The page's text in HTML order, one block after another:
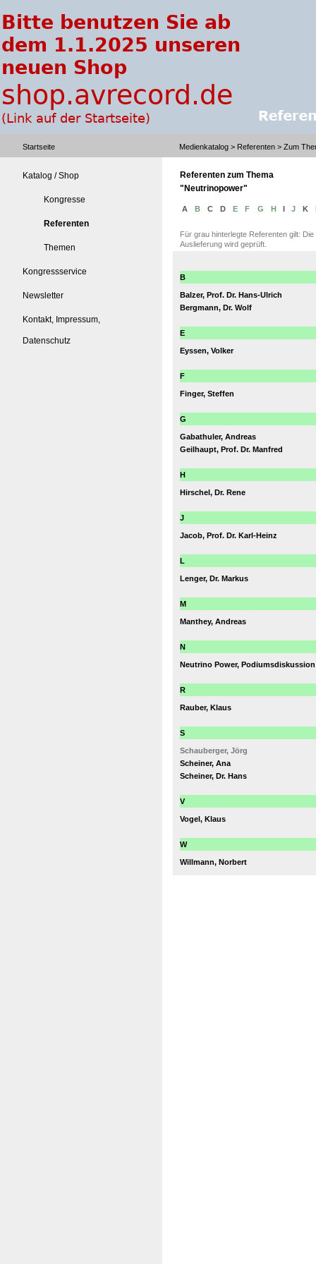
Startseite Medienkatalog > Referenten > Zum
Katalog / Shop
Kongresse
Referenten
Themen
Kongressservice
Newsletter
Kontakt, Impressum,
Datenschutz
Referenten zum Thema
"Neutrinopower"
A B C D E F G H I J K
Für grau hinterlegte Referenten gilt:
Auslieferung wird geprüft.
B
Balzer, Prof. Dr. Hans-Ulrich
Bergmann, Dr. Wolf
E
Eyssen, Volker
F
Finger, Steffen
G
Gabathuler, Andreas
Geilhaupt, Prof. Dr. Manfred
H
Hirschel, Dr. Rene
J
Jacob, Prof. Dr. Karl-Heinz
L
Lenger, Dr. Markus
M
Manthey, Andreas
N
Neutrino Power, Podiumsdiskussion
R
Rauber, Klaus
S
Schauberger, Jörg
Scheiner, Ana
Scheiner, Dr. Hans
V
Vogel, Klaus
W
Willmann, Norbert